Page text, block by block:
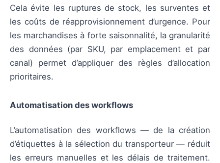
Cela évite les ruptures de stock, les surventes et
les coûts de réapprovisionnement d’urgence. Pour
les marchandises à forte saisonnalité, la granularité
des données (par SKU, par emplacement et par
canal) permet d’appliquer des règles d’allocation
prioritaires.
Automatisation des workflows
L’automatisation des workflows — de la création
d’étiquettes à la sélection du transporteur — réduit
les erreurs manuelles et les délais de traitement.